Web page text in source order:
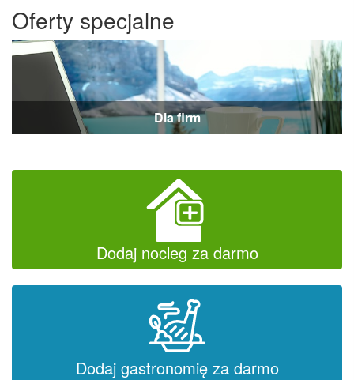
Oferty specjalne
Dla firm
Dodaj nocleg za darmo
Dodaj gastronomię za darmo